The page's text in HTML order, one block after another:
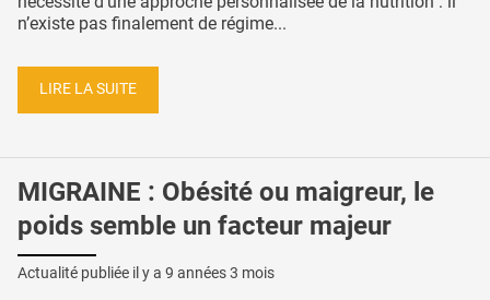
n’existe pas finalement de régime...
LIRE LA SUITE
MIGRAINE : Obésité ou maigreur, le
poids semble un facteur majeur
Actualité publiée il y a 9 années 3 mois